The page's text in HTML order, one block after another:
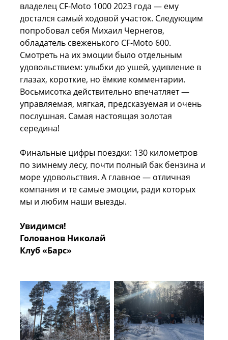
владелец CF-Moto 1000 2023 года — ему
достался самый ходовой участок. Следующим
попробовал себя Михаил Чернегов,
обладатель свеженького CF-Moto 600.
Смотреть на их эмоции было отдельным
удовольствием: улыбки до ушей, удивление в
глазах, короткие, но ёмкие комментарии.
Восьмисотка действительно впечатляет —
управляемая, мягкая, предсказуемая и очень
послушная. Самая настоящая золотая
середина!
Финальные цифры поездки: 130 километров
по зимнему лесу, почти полный бак бензина и
море удовольствия. А главное — отличная
компания и те самые эмоции, ради которых
мы и любим наши выезды.
Увидимся!
Голованов Николай
Клуб «Барс»